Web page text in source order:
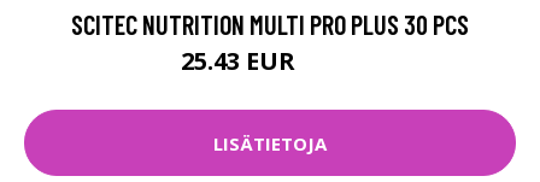
SCITEC NUTRITION MULTI PRO PLUS 30 PCS
25.43 EUR
LISÄTIETOJA